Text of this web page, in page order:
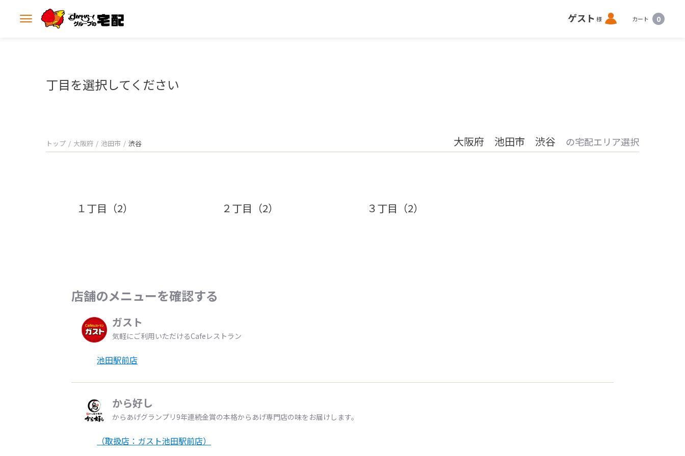
メ
ゲスト 様 ロ
グ
カート 0
丁目を選択してください
トップ 大阪府 池田市 渋谷 大阪府 池田市 渋谷 の宅配エリア選択
１丁目（2） ２丁目（2） ３丁目（2）
店舗のメニューを確認する
ガスト
気軽にご利用いただけるCafeレストラン
池田駅前店
から好し
からあげグランプリ9年連続金賞の本格からあげ専門店の味をお届けします。
（取扱店：ガスト池田駅前店）